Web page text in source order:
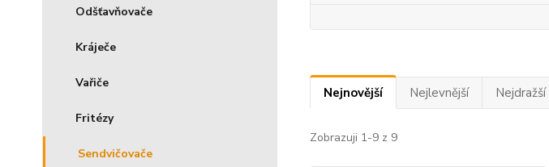
Odšťavňovače
Kráječe
Vařiče
Fritézy
Sendvičovače
Nejnovější Nejlevnější Nejdražší
Zobrazuji 1-9 z 9